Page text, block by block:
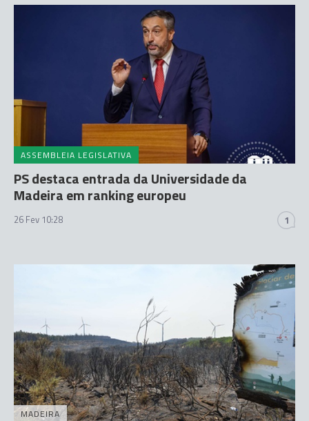
ASSEMBLEIA LEGISLATIVA
PS destaca entrada da Universidade da
Madeira em ranking europeu
26 Fev 10:28 1
MADEIRA